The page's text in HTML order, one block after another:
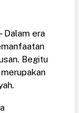
- Dalam era
Begitu